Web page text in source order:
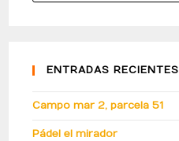
ENTRADAS RECIENTES
Campo mar 2, parcela 51
Pádel el mirador